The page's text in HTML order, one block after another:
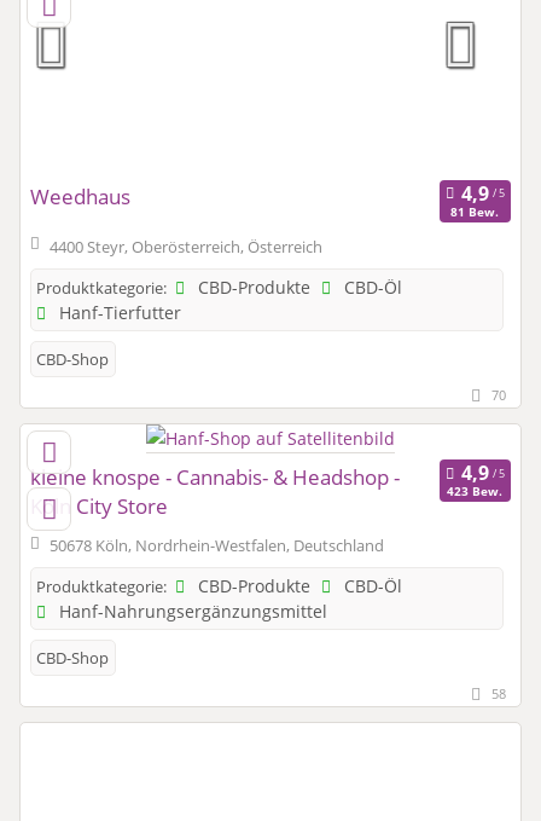
Weedhaus
81 Bew.
4400 Steyr, Oberösterreich, Österreich
Produktkategorie:
CBD-Produkte
CBD-Öl
Hanf-Tierfutter
CBD-Shop
70
kleine knospe - Cannabis- & Headshop -
Köln City Store
423 Bew.
50678 Köln, Nordrhein-Westfalen, Deutschland
Produktkategorie:
CBD-Produkte
CBD-Öl
Hanf-Nahrungsergänzungsmittel
CBD-Shop
58